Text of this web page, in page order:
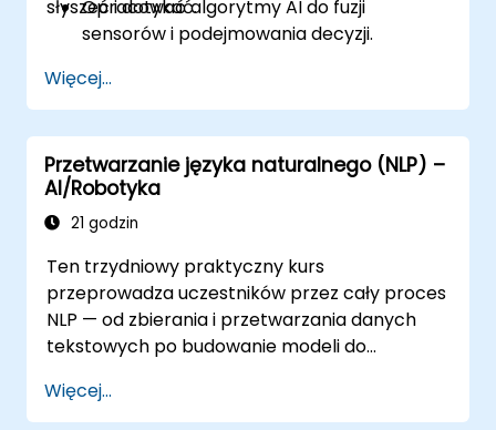
słyszeć i dotykać.
Opracować algorytmy AI do fuzji
sensorów i podejmowania decyzji.
złożone zadania w dynamicznych
środowiskach.
Rozwiązywać problemy związane z
przetwarzaniem danych w czasie
rzeczywistym i sterowaniem.
Więcej...
Przetwarzanie języka naturalnego (NLP) –
AI/Robotyka
21 godzin
Ten trzydniowy praktyczny kurs
przeprowadza uczestników przez cały proces
NLP — od zbierania i przetwarzania danych
tekstowych po budowanie modeli do
tematów. Kończy się nowoczesnymi
Więcej...